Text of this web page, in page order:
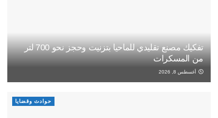
تفكيك مصنع تقليدي للماحيا بتزنيت وحجز نحو 700 لتر
من المسكرات
أغسطس 8, 2026
حوادث وقضايا